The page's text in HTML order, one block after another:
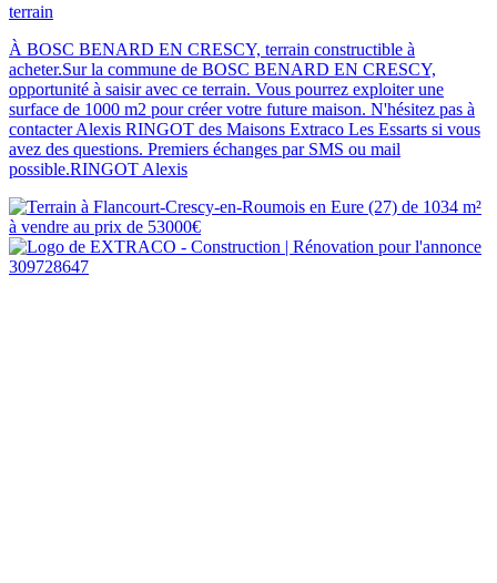
terrain
À BOSC BENARD EN CRESCY, terrain constructible à
acheter.Sur la commune de BOSC BENARD EN CRESCY,
opportunité à saisir avec ce terrain. Vous pourrez exploiter une
surface de 1000 m2 pour créer votre future maison. N'hésitez pas à
contacter Alexis RINGOT des Maisons Extraco Les Essarts si vous
avez des questions. Premiers échanges par SMS ou mail
possible.RINGOT Alexis